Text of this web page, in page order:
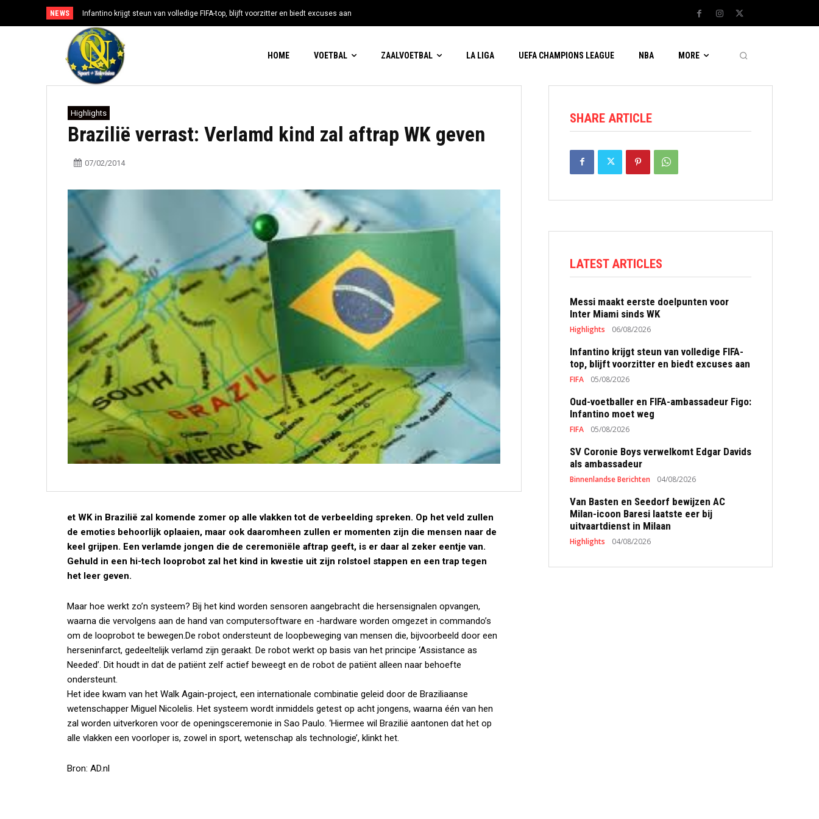
NEWS Infantino krijgt steun van volledige FIFA-top, blijft voorzitter en biedt excuses aan
HOME VOETBAL ZAALVOETBAL LA LIGA UEFA CHAMPIONS LEAGUE NBA MORE
Highlights
Brazilië verrast: Verlamd kind zal aftrap WK geven
07/02/2014
et WK in Brazilië zal komende zomer op alle vlakken tot de verbeelding spreken. Op het veld zullen
de emoties behoorlijk oplaaien, maar ook daaromheen zullen er momenten zijn die mensen naar de
keel grijpen. Een verlamde jongen die de ceremoniële aftrap geeft, is er daar al zeker eentje van.
Gehuld in een hi-tech looprobot zal het kind in kwestie uit zijn rolstoel stappen en een trap tegen
het leer geven.
Maar hoe werkt zo’n systeem? Bij het kind worden sensoren aangebracht die hersensignalen opvangen,
waarna die vervolgens aan de hand van computersoftware en -hardware worden omgezet in commando’s
om de looprobot te bewegen.De robot ondersteunt de loopbeweging van mensen die, bijvoorbeeld door een
herseninfarct, gedeeltelijk verlamd zijn geraakt. De robot werkt op basis van het principe ‘Assistance as
Needed’. Dit houdt in dat de patiënt zelf actief beweegt en de robot de patiënt alleen naar behoefte
ondersteunt.
Het idee kwam van het Walk Again-project, een internationale combinatie geleid door de Braziliaanse
wetenschapper Miguel Nicolelis. Het systeem wordt inmiddels getest op acht jongens, waarna één van hen
zal worden uitverkoren voor de openingsceremonie in Sao Paulo. ‘Hiermee wil Brazilië aantonen dat het op
alle vlakken een voorloper is, zowel in sport, wetenschap als technologie’, klinkt het.
Bron: AD.nl
SHARE ARTICLE
LATEST ARTICLES
Messi maakt eerste doelpunten voor
Inter Miami sinds WK
Highlights 06/08/2026
Infantino krijgt steun van volledige FIFA-
top, blijft voorzitter en biedt excuses aan
FIFA 05/08/2026
Oud-voetballer en FIFA-ambassadeur Figo:
Infantino moet weg
FIFA 05/08/2026
SV Coronie Boys verwelkomt Edgar Davids
als ambassadeur
Binnenlandse Berichten 04/08/2026
Van Basten en Seedorf bewijzen AC
Milan-icoon Baresi laatste eer bij
uitvaartdienst in Milaan
Highlights 04/08/2026